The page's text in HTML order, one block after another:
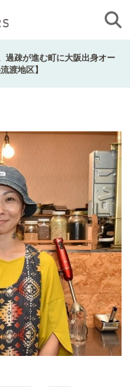
過疎が進む町に大阪出身オー
渡地区】